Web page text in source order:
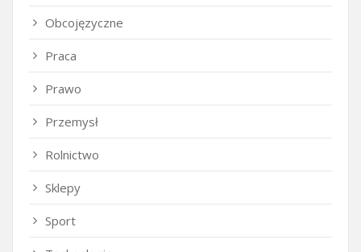
Obcojęzyczne
Praca
Prawo
Przemysł
Rolnictwo
Sklepy
Sport